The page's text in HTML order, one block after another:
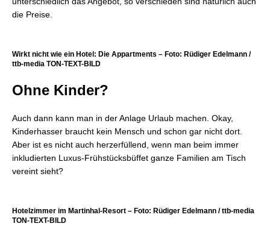
die Preise.
Wirkt nicht wie ein Hotel: Die Appartments – Foto: Rüdiger Edelmann /
ttb-media TON-TEXT-BILD
Ohne Kinder?
Auch dann kann man in der Anlage Urlaub machen. Okay,
Kinderhasser braucht kein Mensch und schon gar nicht dort.
Aber ist es nicht auch herzerfüllend, wenn man beim immer
inkludierten Luxus-Frühstücksbüffet ganze Familien am Tisch
vereint sieht?
Hotelzimmer im Martinhal-Resort – Foto: Rüdiger Edelmann / ttb-media
TON-TEXT-BILD